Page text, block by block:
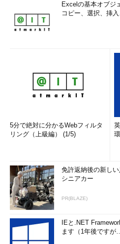
Excelの基本オブジ
コピー、選択、挿
5分で絶対に分かるWebフィルタ
リング（上級編） (1/5)
免許返納後の新し
シニアカー
PR(BLAZE)
IEと.NET
ます（1年後ですが